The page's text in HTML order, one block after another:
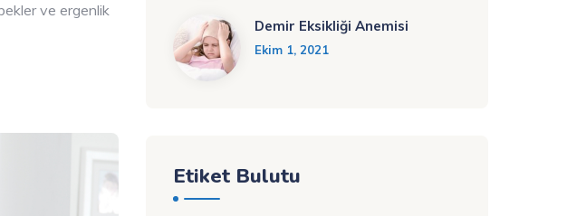
ve ergenlik
Demir Eksikliği Anemisi
Ekim 1, 2021
Etiket Bulutu